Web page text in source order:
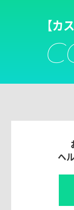
【カ
ヘ